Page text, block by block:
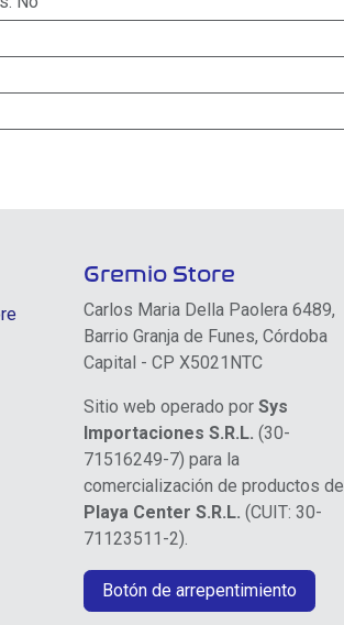
Gremio Store
Carlos Maria Della Paolera 6489,
Barrio Granja de Funes, Córdoba
Capital - CP X5021NTC
Sitio web operado por Sys
Importaciones S.R.L. (30-
71516249-7) para la
comercialización de productos de
Playa Center S.R.L. (CUIT: 30-
71123511-2).
Botón de arrepentimiento